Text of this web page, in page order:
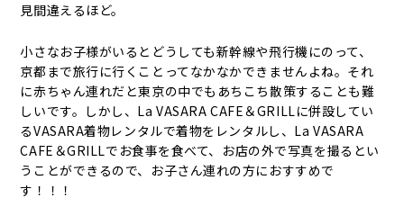
見間違えるほど。
小さなお子様がいるとどうしても新幹線や飛行機にのって、
京都まで旅行に行くことってなかなかできませんよね。それ
に赤ちゃん連れだと東京の中でもあちこち散策することも難
しいです。しかし、La VASARA CAFE＆GRILLに併設してい
るVASARA着物レンタルで着物をレンタルし、La VASARA
CAFE＆GRILLでお食事を食べて、お店の外で写真を撮るとい
うことができるので、お子さん連れの方におすすめで
す！！！